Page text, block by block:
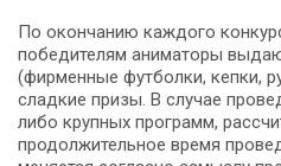
По окончанию каждого
победителям аниматоры
(фирменные футболки, кепки,
сладкие призы. В случае
либо крупных программ,
продолжительное время